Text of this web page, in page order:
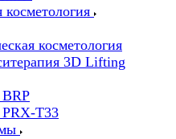
косметология
косметология
3D Lifting
T33